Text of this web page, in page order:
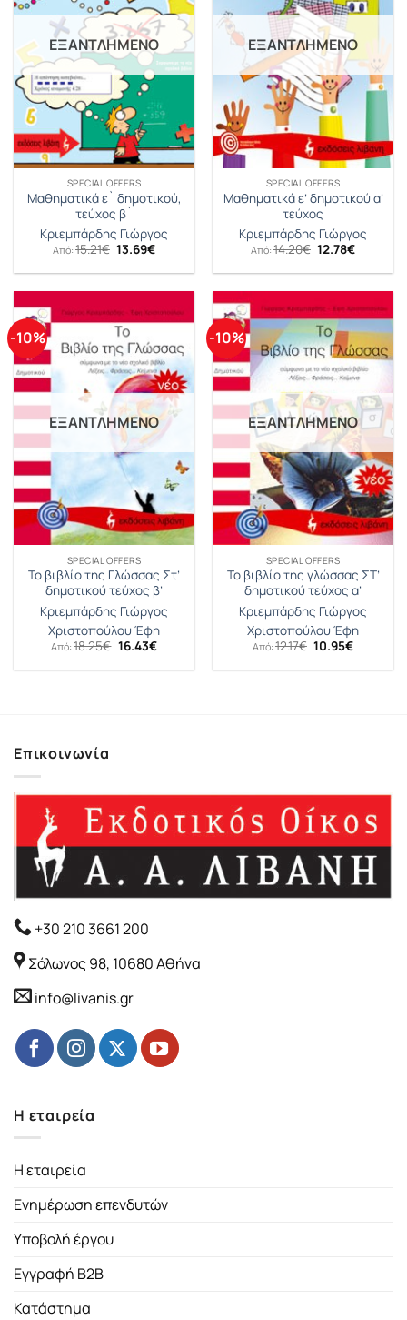
ΕΞΑΝΤΛΗΜΈΝΟ
SPECIAL OFFERS
Μαθηματικά ε` δημοτικού,
τεύχος β`
Κριεμπάρδης Γιώργος
Από: 15.21€ Original
price
was:
13.69€Η
τιμή
13.69€.
ΕΞΑΝΤΛΗΜΈΝΟ
SPECIAL OFFERS
Μαθηματικά ε’ δημοτικού α’
τεύχος
Κριεμπάρδης Γιώργος
Από: 14.20€ Original
price
was:
12.78€Η
τιμή
12.78€.
-10%
ΕΞΑΝΤΛΗΜΈΝΟ
SPECIAL OFFERS
Το βιβλίο της Γλώσσας Στ’
δημοτικού τεύχος β’
Κριεμπάρδης Γιώργος
Χριστοπούλου Έφη
Από:18.25€ Original
price
was:
16.43€Η
τιμή
-10%
ΕΞΑΝΤΛΗΜΈΝΟ
SPECIAL OFFERS
Το βιβλίο της γλώσσας ΣΤ’
δημοτικού τεύχος α’
Κριεμπάρδης Γιώργος
Χριστοπούλου Έφη
Από: 12.17€ Original
price
was:
10.95€Η
τιμή
Επικοινωνία
+30 210 3661 200
Σόλωνος 98, 10680 Αθήνα
info@livanis.gr
Η εταιρεία
Η εταιρεία
Ενημέρωση επενδυτών
Υποβολή έργου
Εγγραφή B2B
Κατάστημα